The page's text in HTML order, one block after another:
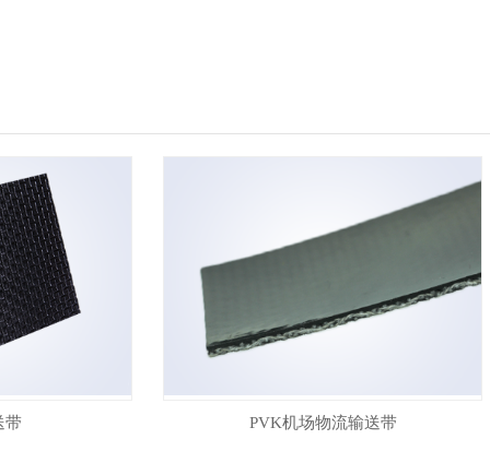
带 PVK机场物流输送带